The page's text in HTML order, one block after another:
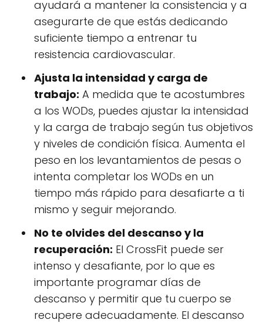
ayudará a mantener la consistencia y a
asegurarte de que estás dedicando
suficiente tiempo a entrenar tu
resistencia cardiovascular.
Ajusta la intensidad y carga de
trabajo: A medida que te acostumbres
a los WODs, puedes ajustar la intensidad
y la carga de trabajo según tus objetivos
y niveles de condición física. Aumenta el
peso en los levantamientos de pesas o
intenta completar los WODs en un
tiempo más rápido para desafiarte a ti
mismo y seguir mejorando.
No te olvides del descanso y la
recuperación: El CrossFit puede ser
intenso y desafiante, por lo que es
importante programar días de
descanso y permitir que tu cuerpo se
recupere adecuadamente. El descanso